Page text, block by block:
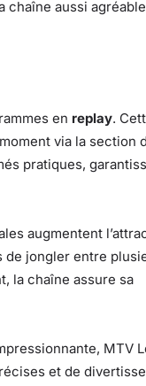
chaîne aussi
en replay.
via la section
pratiques,
augmentent
de jongler entre
la chaîne assure sa
MTV
et de